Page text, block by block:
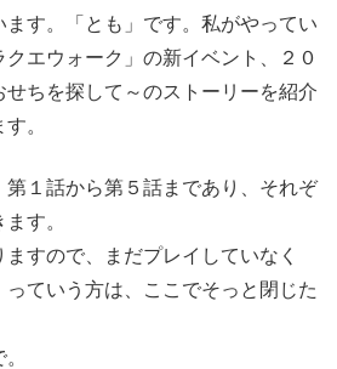
す。「とも」です。私がやってい
エウォーク」の新イベント、２０
せちを探して～のストーリーを紹介
。
１話から第５話まであり、それぞ
す。
すので、まだプレイしていなく
ていう方は、ここでそっと閉じた